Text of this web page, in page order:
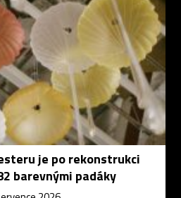
je po rekonstrukci
barevnými padáky